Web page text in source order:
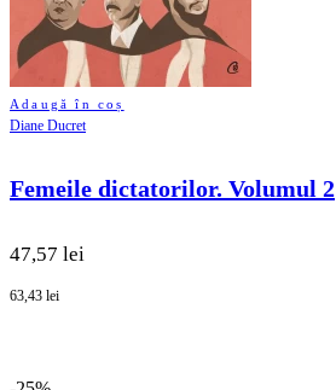
Adaugă în coș
Diane Ducret
Femeile dictatorilor. Volumul 2
47,57 lei
63,43 lei